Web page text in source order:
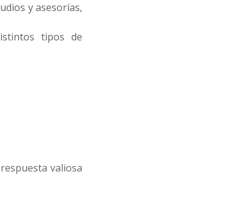
y asesorías,
tipos de
valiosa